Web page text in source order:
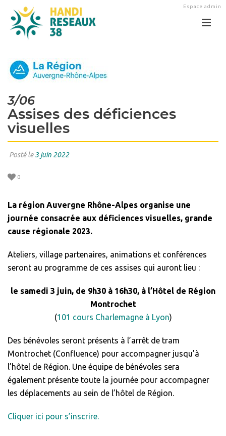
Espace admin
3/06
Assises des déficiences
visuelles
Posté le3 juin 2022
0
La région Auvergne Rhône-Alpes organise une
journée consacrée aux déficiences visuelles, grande
cause régionale 2023.
Ateliers, village partenaires, animations et conférences
seront au programme de ces assises qui auront lieu :
le samedi 3 juin, de 9h30 à 16h30, à l’Hôtel de Région
Montrochet
(101 cours Charlemagne à Lyon)
Des bénévoles seront présents à l’arrêt de tram
Montrochet (Confluence) pour accompagner jusqu’à
l’hôtel de Région. Une équipe de bénévoles sera
également présente toute la journée pour accompagner
les déplacements au sein de l’hôtel de Région.
Cliquer ici pour s’inscrire.